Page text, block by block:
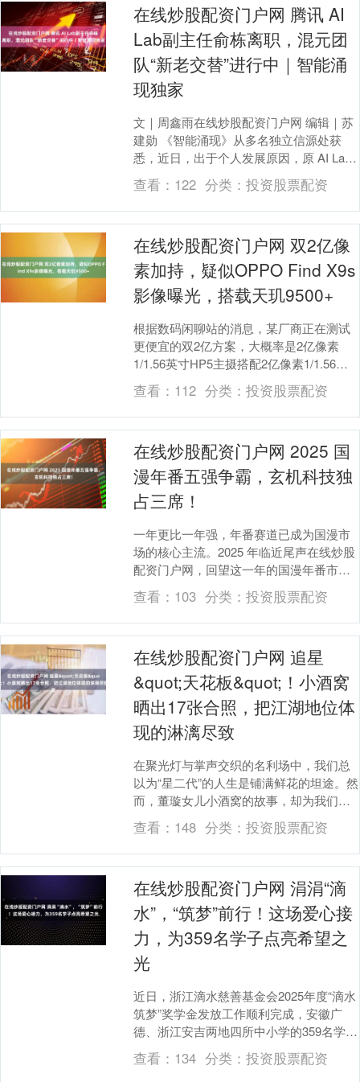
在线炒股配资门户网 腾讯 AI
Lab副主任俞栋离职，混元团
队“新老交替”进行中｜智能涌
现独家
文｜周鑫雨在线炒股配资门户网 编辑｜苏
建勋 《智能涌现》从多名独立信源处获
悉，近日，出于个人发展原因，原 AI Lab
副主任俞栋将从腾讯离职。 截至发稿前，
腾讯....
查看： 122 分类： 投资股票配资
在线炒股配资门户网 双2亿像
素加持，疑似OPPO Find X9s
影像曝光，搭载天玑9500+
根据数码闲聊站的消息，某厂商正在测试
更便宜的双2亿方案，大概率是2亿像素
1/1.56英寸HP5主摄搭配2亿像素1/1.56英
寸长焦的组合在线炒股配资门户网，测
试....
查看： 112 分类： 投资股票配资
在线炒股配资门户网 2025 国
漫年番五强争霸，玄机科技独
占三席！
一年更比一年强，年番赛道已成为国漫市
场的核心主流。2025 年临近尾声在线炒股
配资门户网，回望这一年的国漫年番市
场，作品数量与质量双双创下新高。年番
不仅考验制作....
查看： 103 分类： 投资股票配资
在线炒股配资门户网 追星
&quot;天花板&quot;！小酒窝
晒出17张合照，把江湖地位体
现的淋漓尽致
在聚光灯与掌声交织的名利场中，我们总
以为“星二代”的人生是铺满鲜花的坦途。然
而，董璇女儿小酒窝的故事，却为我们揭
开了光环之下，另一番截然不同的风景。
这位被网友戏....
查看： 148 分类： 投资股票配资
在线炒股配资门户网 涓涓“滴
水”，“筑梦”前行！这场爱心接
力，为359名学子点亮希望之
光
近日，浙江滴水慈善基金会2025年度“滴水
筑梦”奖学金发放工作顺利完成，安徽广
德、浙江安吉两地四所中小学的359名学生
获得总额107.7万元的奖学金及微心愿礼
包....
查看： 134 分类： 投资股票配资